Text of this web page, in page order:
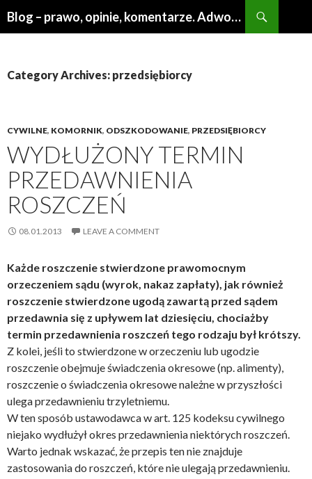
Blog – prawo, opinie, komentarze. Adwokat Poznań
Category Archives: przedsiębiorcy
CYWILNE, KOMORNIK, ODSZKODOWANIE, PRZEDSIĘBIORCY
WYDŁUŻONY TERMIN
PRZEDAWNIENIA
ROSZCZEŃ
08.01.2013 LEAVE A COMMENT
Każde roszczenie stwierdzone prawomocnym
orzeczeniem sądu (wyrok, nakaz zapłaty), jak również
roszczenie stwierdzone ugodą zawartą przed sądem
przedawnia się z upływem lat dziesięciu, chociażby
termin przedawnienia roszczeń tego rodzaju był krótszy.
Z kolei, jeśli to stwierdzone w orzeczeniu lub ugodzie
roszczenie obejmuje świadczenia okresowe (np. alimenty),
roszczenie o świadczenia okresowe należne w przyszłości
ulega przedawnieniu trzyletniemu.
W ten sposób ustawodawca w art. 125 kodeksu cywilnego
niejako wydłużył okres przedawnienia niektórych roszczeń.
Warto jednak wskazać, że przepis ten nie znajduje
zastosowania do roszczeń, które nie ulegają przedawnieniu.